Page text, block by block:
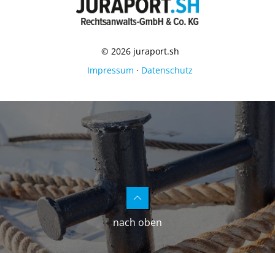
© 2026 juraport.sh
Impressum · Datenschutz
nach oben